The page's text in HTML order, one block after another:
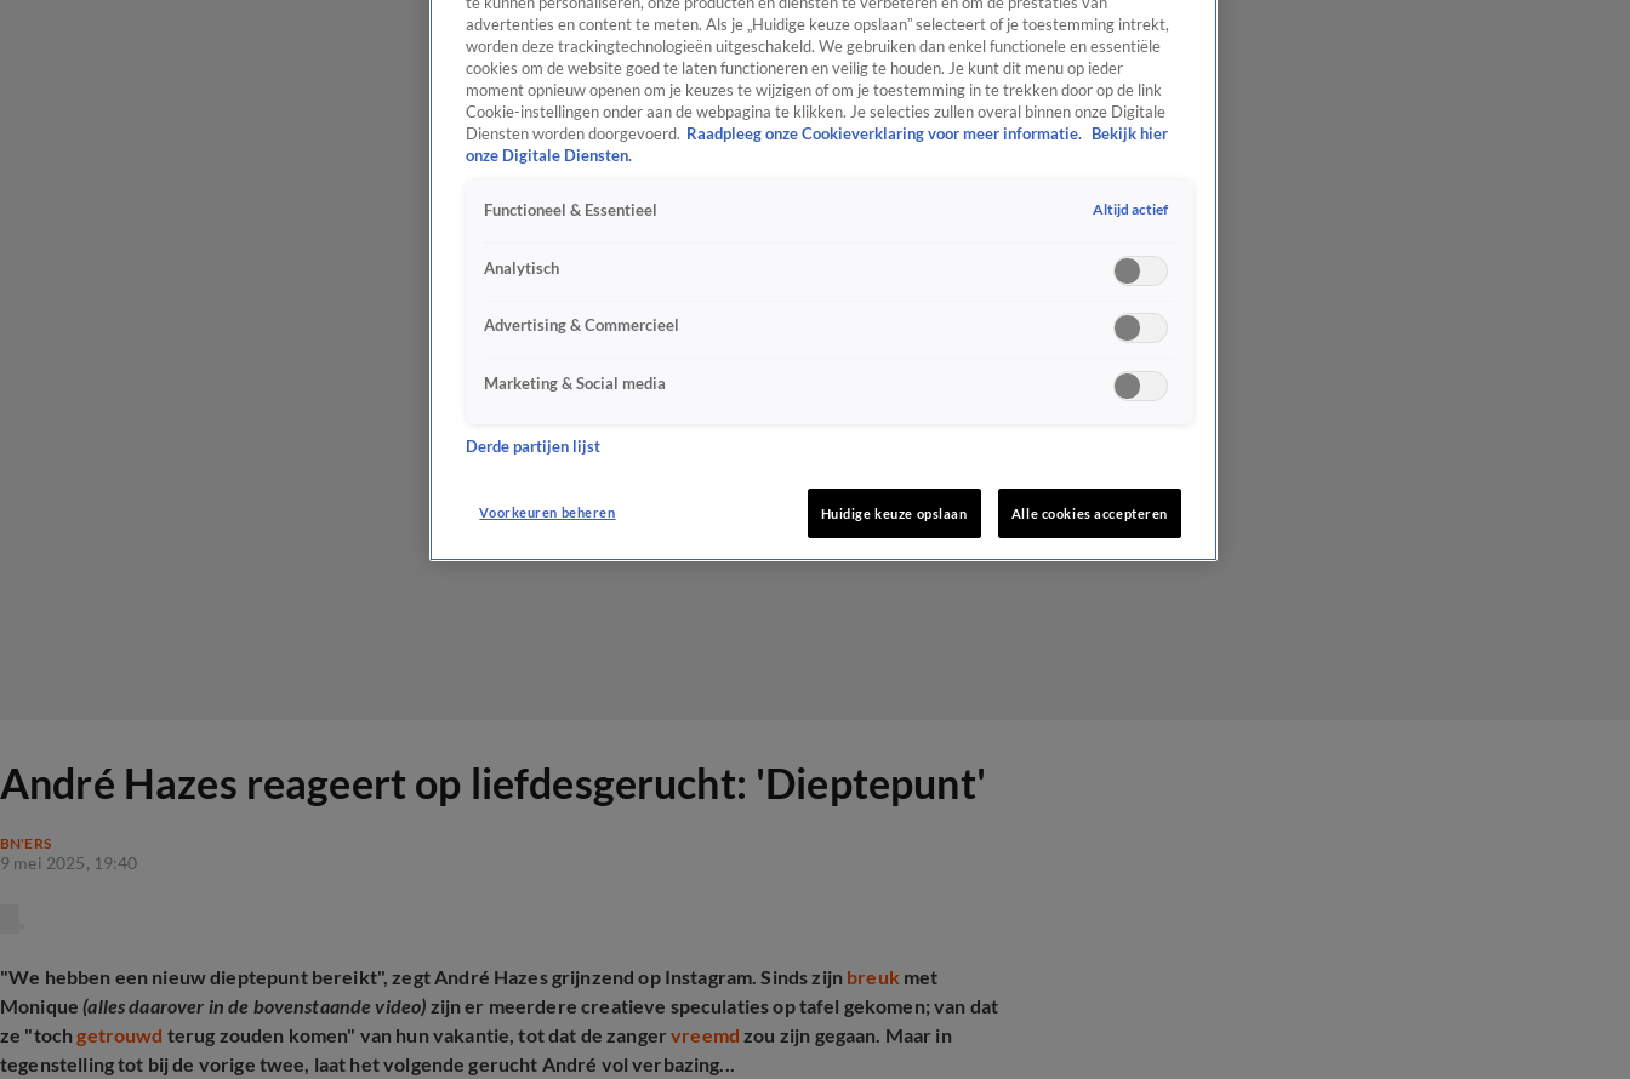
André Hazes reageert op liefdesgerucht: 'Dieptepunt'
BN'ERS
9 mei 2025, 19:40
"We hebben een nieuw dieptepunt bereikt", zegt André Hazes grijnzend op Instagram. Sinds zijn breuk met
Monique(alles daarover in de bovenstaande video) zijn er meerdere creatieve speculaties op tafel gekomen; van dat
ze "tochgetrouwd terug zouden komen" van hun vakantie, tot dat de zangervreemdzou zijn gegaan. Maar in
tegenstelling tot bij de vorige twee, laat het volgende gerucht André vol verbazing...
advertenties en content te meten. Als je „Huidige keuze opslaan” selecteert of je toestemming intrekt,
worden deze trackingtechnologieën uitgeschakeld. We gebruiken dan enkel functionele en essentiële
cookies om de website goed te laten functioneren en veilig te houden. Je kunt dit menu op ieder
moment opnieuw openen om je keuzes te wijzigen of om je toestemming in te trekken door op de link
Cookie-instellingen onder aan de webpagina te klikken. Je selecties zullen overal binnen onze Digitale
Diensten worden doorgevoerd. Raadpleeg onze Cookieverklaring voor meer informatie.
Bekijk hier
onze Digitale Diensten.
Functioneel & Essentieel Altijd actief
Analytisch
Advertising & Commercieel
Marketing & Social media
Derde partijen lijst
Voorkeuren beheren Huidige keuze opslaan Alle cookies accepteren